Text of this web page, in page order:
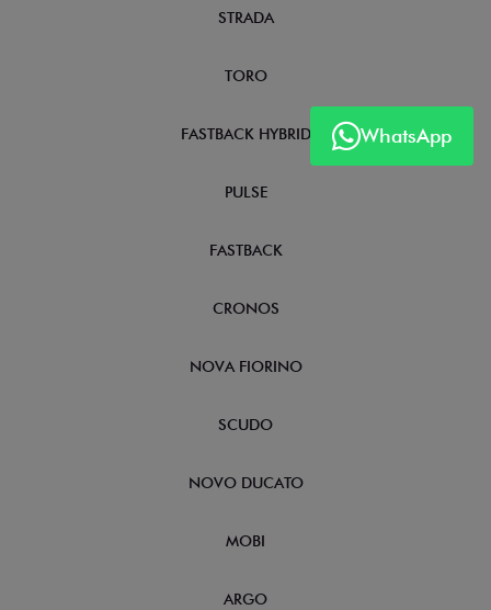
WhatsApp
STRADA
TORO
FASTBACK HYBRID
PULSE
FASTBACK
CRONOS
NOVA FIORINO
SCUDO
NOVO DUCATO
MOBI
ARGO